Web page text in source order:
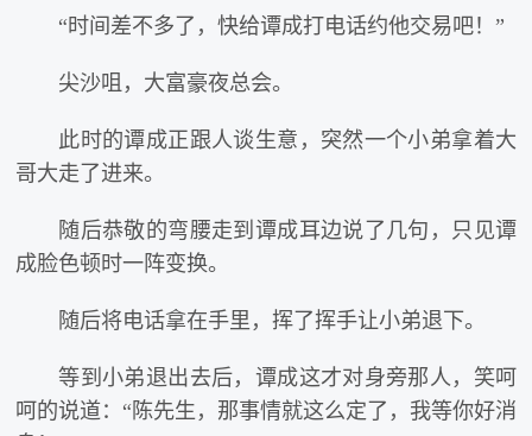
“时间差不多了，快给谭成打电话约他交易吧！”
尖沙咀，大富豪夜总会。
此时的谭成正跟人谈生意，突然一个小弟拿着大
哥大走了进来。
随后恭敬的弯腰走到谭成耳边说了几句，只见谭
成脸色顿时一阵变换。
随后将电话拿在手里，挥了挥手让小弟退下。
等到小弟退出去后，谭成这才对身旁那人，笑呵
呵的说道：“陈先生，那事情就这么定了，我等你好消